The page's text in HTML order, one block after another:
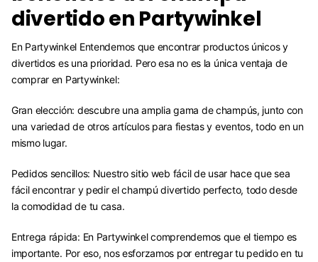
divertido en Partywinkel
En Partywinkel Entendemos que encontrar productos únicos y
divertidos es una prioridad. Pero esa no es la única ventaja de
comprar en Partywinkel:
Gran elección: descubre una amplia gama de champús, junto con
una variedad de otros artículos para fiestas y eventos, todo en un
mismo lugar.
Pedidos sencillos: Nuestro sitio web fácil de usar hace que sea
fácil encontrar y pedir el champú divertido perfecto, todo desde
la comodidad de tu casa.
Entrega rápida: En Partywinkel comprendemos que el tiempo es
importante. Por eso, nos esforzamos por entregar tu pedido en tu